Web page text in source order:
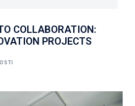
COLLABORATION:
PROJECTS